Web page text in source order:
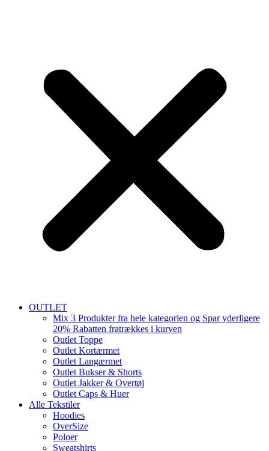
OUTLET
Mix 3 Produkter fra hele kategorien og Spar yderligere
20% Rabatten fratrækkes i kurven
Outlet Toppe
Outlet Kortærmet
Outlet Langærmet
Outlet Bukser & Shorts
Outlet Jakker & Overtøj
Outlet Caps & Huer
Alle Tekstiler
Hoodies
OverSize
Poloer
Sweatshirts